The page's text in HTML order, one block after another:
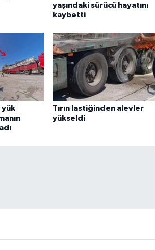
yaşındaki sürücü hayatını
kaybetti
Tırın lastiğinden alevler
yükseldi